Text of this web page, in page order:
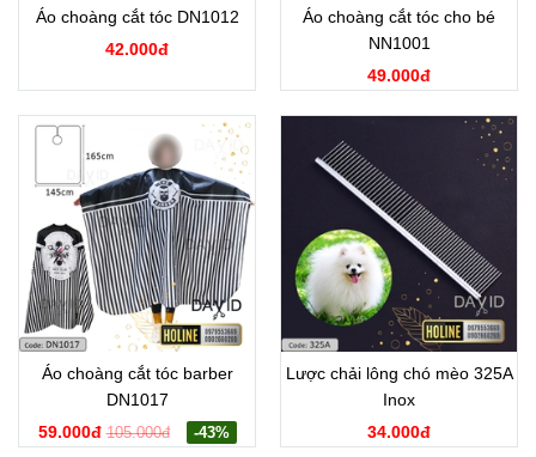
Áo choàng cắt tóc DN1012
42.000đ
Áo choàng cắt tóc cho bé
NN1001
49.000đ
Áo choàng cắt tóc barber
DN1017
59.000đ 105.000đ -43%
Lược chải lông chó mèo 325A
Inox
34.000đ